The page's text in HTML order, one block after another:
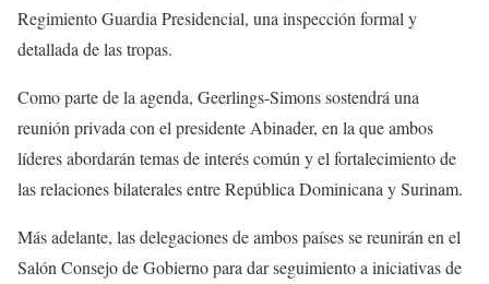
Regimiento Guardia Presidencial, una inspección formal y
detallada de las tropas.
Como parte de la agenda, Geerlings-Simons sostendrá una
reunión privada con el presidente Abinader, en la que ambos
líderes abordarán temas de interés común y el fortalecimiento de
las relaciones bilaterales entre República Dominicana y Surinam.
Más adelante, las delegaciones de ambos países se reunirán en el
Salón Consejo de Gobierno para dar seguimiento a iniciativas de